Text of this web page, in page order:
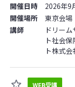
開催日時
2026年9
開催場所
東京会場
講師
ドリー
ト社会
ト株式
WEB受講